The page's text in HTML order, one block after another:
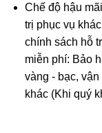
nhuộm.
Ruby nhân tạo:
mô phỏng quá
Ruby giả:là
loại đá tổng
Chế độ hậu
trị phục vụ
chính sách hỗ
miễn phí: Bảo
vàng - bạc,
khác (Khi quý